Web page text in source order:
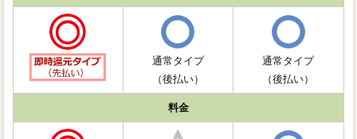
通常タイプ
（後払い）
通常タイプ
（後払い）
料金